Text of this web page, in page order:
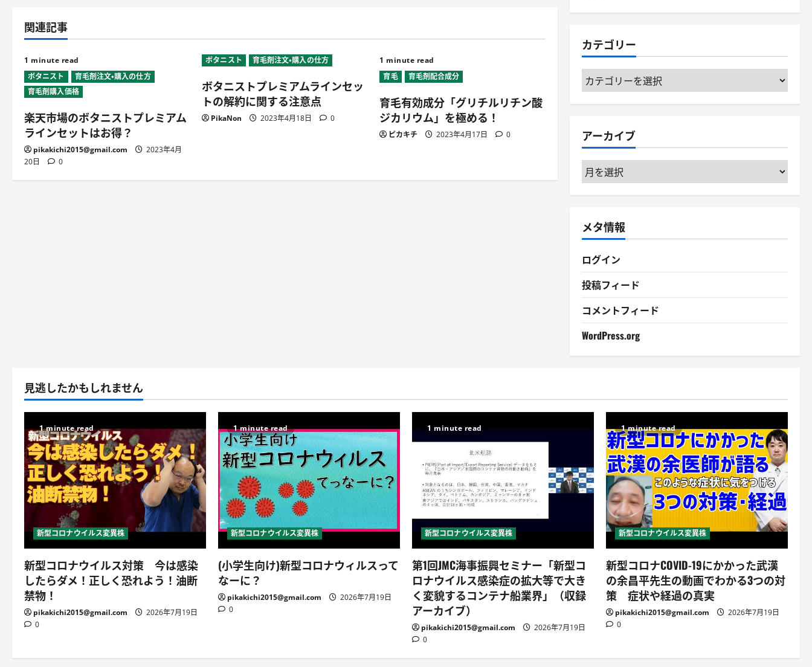
関連記事
1 minute read
ボタニスト
育毛剤注文・購入の仕方
育毛剤購入価格
楽天市場のボタニストプレミアム
ラインセットはお得？
pikakichi2015@gmail.com
2023年4月
20日
0
ボタニスト 育毛剤注文・購入の仕方
ボタニストプレミアムラインセッ
トの解約に関する注意点
PikaNon 2023年4月18日 0
1 minute read
育毛
育毛剤配合成分
育毛有効成分「グリチルリチン酸
ジカリウム」を極める！
ピカキチ 2023年4月17日 0
カテゴリー
カ
テ
ー
アーカイブ
ア
ー
ブ
メタ情報
ログイン
投稿フィード
コメントフィード
WordPress.org
見逃したかもしれません
1 minute read
新型コロナウイルス変異株
新型コロナウイルス対策 今は感染
したらダメ！正しく恐れよう！油断
禁物！
pikakichi2015@gmail.com
2026年7月19日
0
1 minute read
新型コロナウイルス変異株
(小学生向け)新型コロナウィルスって
なーに？
pikakichi2015@gmail.com
2026年7月19日
0
1 minute read
新型コロナウイルス変異株
第1回JMC海事振興セミナー「新型コ
ロナウイルス感染症の拡大等で大き
く変貌するコンテナ船業界」（収録
アーカイブ）
pikakichi2015@gmail.com
2026年7月19日
0
1 minute read
新型コロナウイルス変異株
新型コロナCOVID-19にかかった武漢
の余昌平先生の動画でわかる3つの対
策 症状や経過の真実
pikakichi2015@gmail.com
2026年7月19日
0